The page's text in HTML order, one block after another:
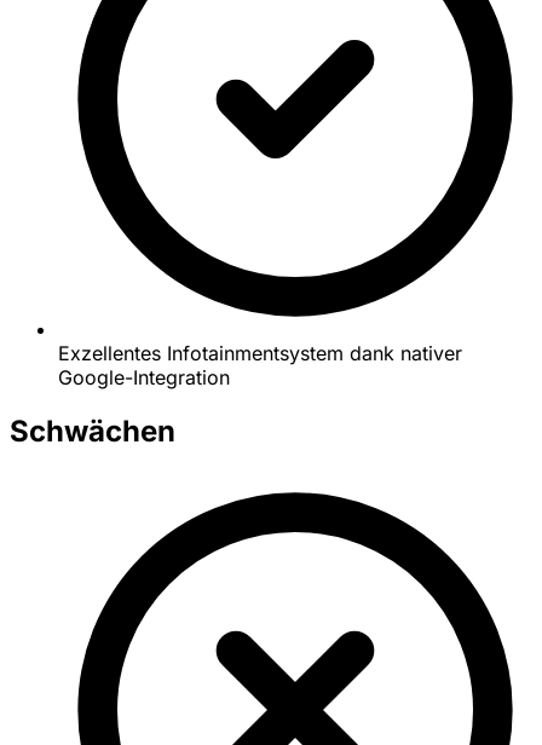
Exzellentes Infotainmentsystem dank nativer
Google-Integration
Schwächen